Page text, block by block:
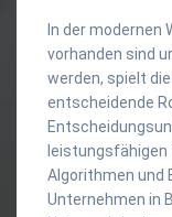
In der modernen
vorhanden sind
werden, spielt
entscheidende
leistungsfähigen
Algorithmen und
Unternehmen in